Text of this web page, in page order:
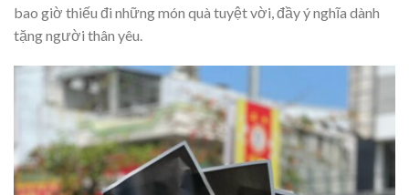
bao giờ thiếu đi những món quà tuyệt vời, đầy ý nghĩa dành
tặng người thân yêu.